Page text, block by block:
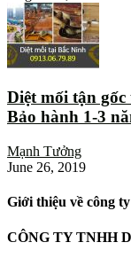
Diệt mối tận
Bảo hành 1-3
Mạnh Tưởng
June 26, 2019
Giới thiệu về công ty
CÔNG TY TNHH